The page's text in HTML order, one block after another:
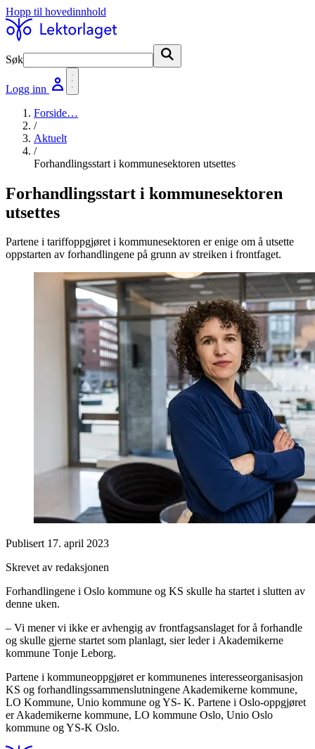
Hopp til hovedinnhold
Søk
Logg inn
Forside…
/
Aktuelt
/
Forhandlingsstart i kommunesektoren utsettes
Forhandlingsstart i kommunesektoren
utsettes
Partene i tariffoppgjøret i kommunesektoren er enige om å utsette
oppstarten av forhandlingene på grunn av streiken i frontfaget.
Publisert 17. april 2023
Skrevet av redaksjonen
Forhandlingene i Oslo kommune og KS skulle ha startet i slutten av
denne uken.
– Vi mener vi ikke er avhengig av frontfagsanslaget for å forhandle
og skulle gjerne startet som planlagt, sier leder i Akademikerne
kommune Tonje Leborg.
Partene i kommuneoppgjøret er kommunenes interesseorganisasjon
KS og forhandlingssammenslutningene Akademikerne kommune,
LO Kommune, Unio kommune og YS- K. Partene i Oslo-oppgjøret
er Akademikerne kommune, LO kommune Oslo, Unio Oslo
kommune og YS‑K Oslo.